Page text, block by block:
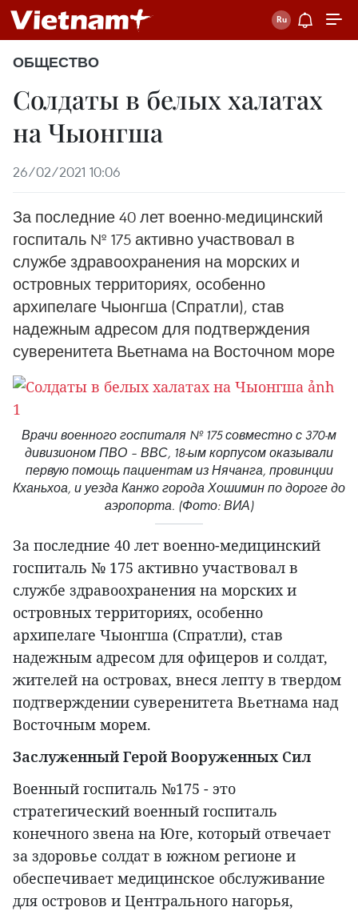
ОБЩЕСТВО
Солдаты в белых халатах
на Чыонгша
26/02/2021 10:06
За последние 40 лет военно-медицинский
госпиталь № 175 активно участвовал в
службе здравоохранения на морских и
островных территориях, особенно
архипелаге Чыонгша (Спратли), став
надежным адресом для подтверждения
суверенитета Вьетнама на Восточном море
Врачи военного госпиталя № 175 совместно с 370-м
дивизионом ПВО – ВВС, 18-ым корпусом оказывали
первую помощь пациентам из Нячанга, провинции
Кханьхоа, и уезда Канжо города Хошимин по дороге до
аэропорта. (Фото: ВИА)
За последние 40 лет военно-медицинский
госпиталь № 175 активно участвовал в
службе здравоохранения на морских и
островных территориях, особенно
архипелаге Чыонгша (Спратли), став
надежным адресом для офицеров и солдат,
жителей на островах, внеся лепту в твердом
подтверждении суверенитета Вьетнама над
Восточным морем.
Заслуженный Герой Вооруженных Сил
Военный госпиталь №175 - это
стратегический военный госпиталь
конечного звена на Юге, который отвечает
за здоровье солдат в южном регионе и
обеспечивает медицинское обслуживание
для островов и Центрального нагорья,